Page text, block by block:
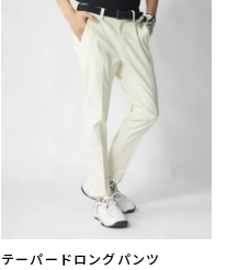
テーパードロングパンツ